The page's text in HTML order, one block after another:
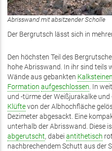
Abrisswand mit absitzender Scholle
Der Bergrutsch lässt sich in
Den höchsten Teil des
hohe Abrisswand. In ihr sind teils
Wände aus gebankten Kalksteinen
Formation aufgeschlossen. In
und -türme der Weißjurakalke
Klüftevon der Albhochfläche
Dezimeter abgesackt. Eine
unterhalb der Abrisswand. Diese
abgerutscht, dabei antithetisch
nachbrechendem Schutt aus der